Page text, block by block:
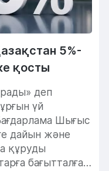
5%-
қосты
деп
үй
Шығыс
дайын және
құруды
бағытталған.